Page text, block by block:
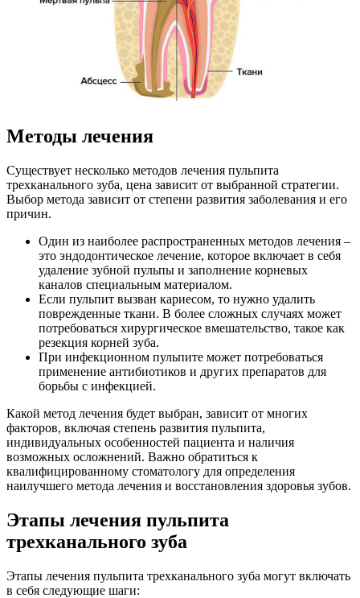
Методы лечения
Существует несколько методов лечения пульпита
трехканального зуба, цена зависит от выбранной стратегии.
Выбор метода зависит от степени развития заболевания и его
причин.
Один из наиболее распространенных методов лечения –
это эндодонтическое лечение, которое включает в себя
удаление зубной пульпы и заполнение корневых
каналов специальным материалом.
Если пульпит вызван кариесом, то нужно удалить
поврежденные ткани. В более сложных случаях может
потребоваться хирургическое вмешательство, такое как
резекция корней зуба.
При инфекционном пульпите может потребоваться
применение антибиотиков и других препаратов для
борьбы с инфекцией.
Какой метод лечения будет выбран, зависит от многих
факторов, включая степень развития пульпита,
индивидуальных особенностей пациента и наличия
возможных осложнений. Важно обратиться к
квалифицированному стоматологу для определения
наилучшего метода лечения и восстановления здоровья зубов.
Этапы лечения пульпита
трехканального зуба
Этапы лечения пульпита трехканального зуба могут включать
в себя следующие шаги: